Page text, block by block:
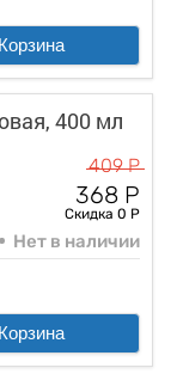
Корзина
400 мл
409 Р
368 Р
Скидка 0 Р
Нет в наличии
Корзина